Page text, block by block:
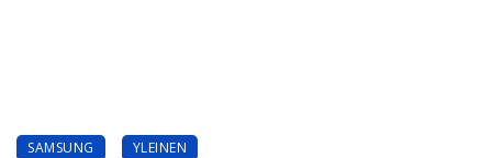
SAMSUNG YLEINEN